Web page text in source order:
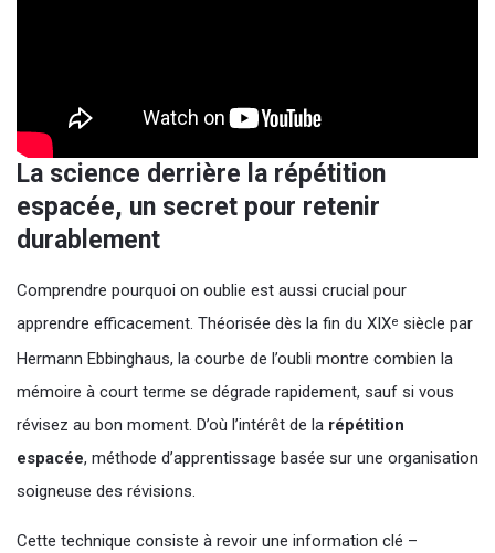
La science derrière la répétition
espacée, un secret pour retenir
durablement
Comprendre pourquoi on oublie est aussi crucial pour
apprendre efficacement. Théorisée dès la fin du XIXe siècle par
Hermann Ebbinghaus, la courbe de l’oubli montre combien la
mémoire à court terme se dégrade rapidement, sauf si vous
révisez au bon moment. D’où l’intérêt de la répétition
espacée, méthode d’apprentissage basée sur une organisation
soigneuse des révisions.
Cette technique consiste à revoir une information clé –